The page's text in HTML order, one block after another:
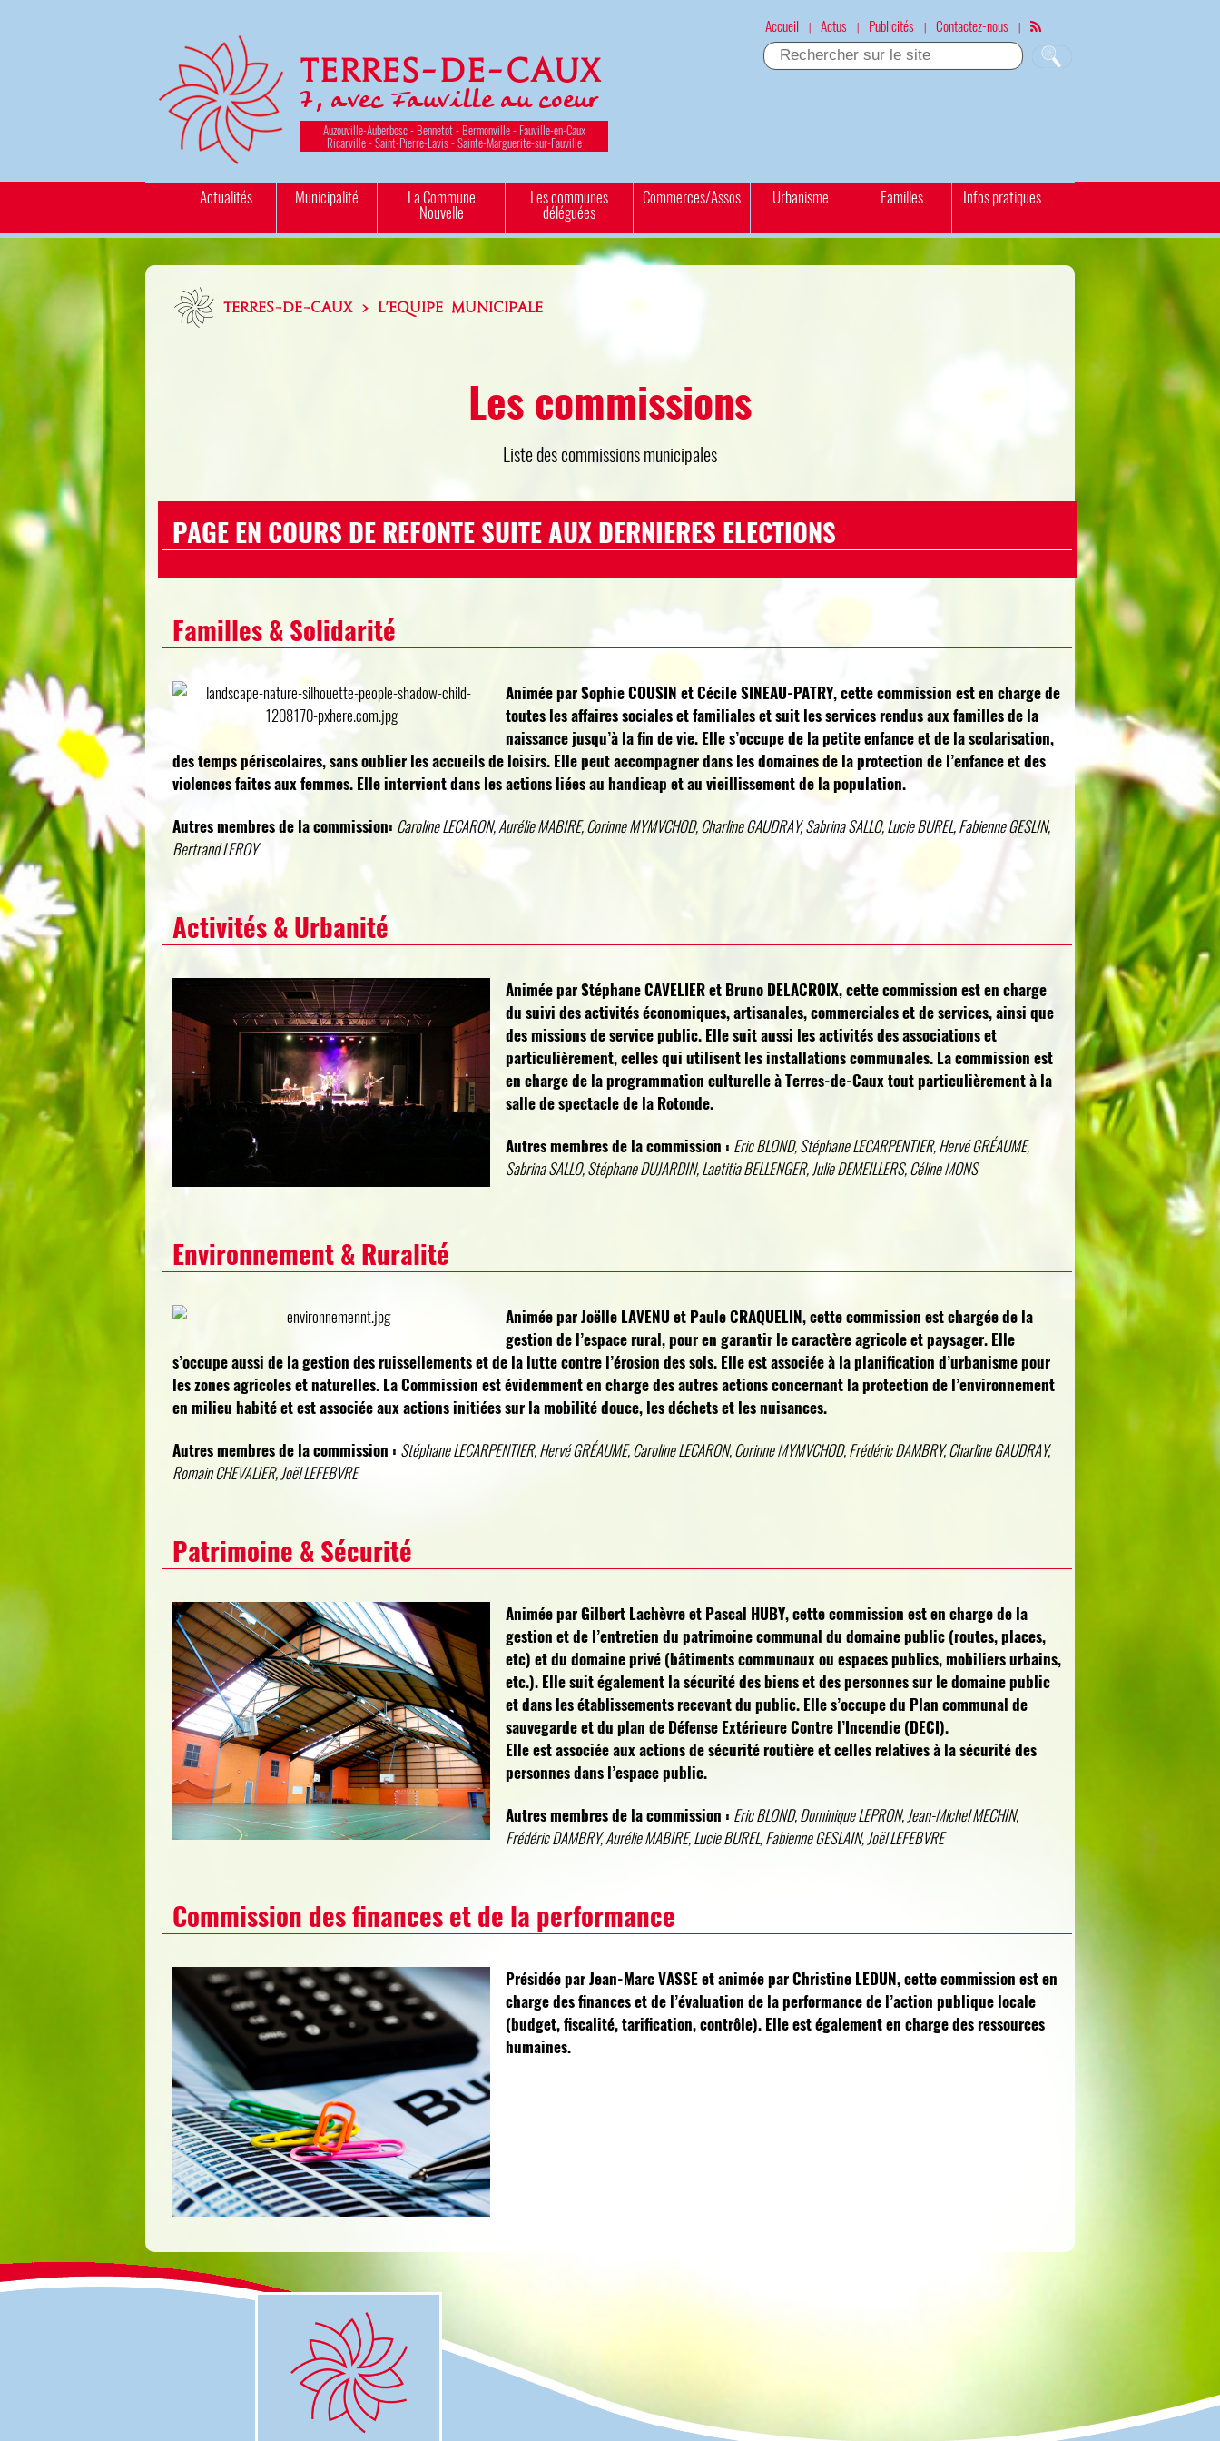
Terres-de-Caux
7, avec Fauville au coeur
Auzouville-Auberbosc - Bennetot - Bermonville - Fauville-en-Caux
Ricarville - Saint-Pierre-Lavis - Sainte-Marguerite-sur-Fauville
Accueil | Actus | Publicités | Contactez-nous |
Actualités Municipalité La Commune
Nouvelle
Les communes
déléguées
Commerces/Assos Urbanisme Familles Infos pratiques
TERRES-DE-CAUX > L'EQUIPE MUNICIPALE
Les commissions
Liste des commissions municipales
PAGE EN COURS DE REFONTE SUITE AUX DERNIERES ELECTIONS
Familles & Solidarité
Animée par Sophie COUSIN et Cécile SINEAU-PATRY, cette commission est en charge de
toutes les affaires sociales et familiales et suit les services rendus aux familles de la
naissance jusqu’à la fin de vie. Elle s’occupe de la petite enfance et de la scolarisation,
des temps périscolaires, sans oublier les accueils de loisirs. Elle peut accompagner dans les domaines de la protection de l’enfance et des
violences faites aux femmes. Elle intervient dans les actions liées au handicap et au vieillissement de la population.
Autres membres de la commission: Caroline LECARON, Aurélie MABIRE, Corinne MYMVCHOD, Charline GAUDRAY, Sabrina SALLO, Lucie BUREL, Fabienne GESLIN,
Bertrand LEROY
Activités & Urbanité
Animée par Stéphane CAVELIER et Bruno DELACROIX, cette commission est en charge
du suivi des activités économiques, artisanales, commerciales et de services, ainsi que
des missions de service public. Elle suit aussi les activités des associations et
particulièrement, celles qui utilisent les installations communales. La commission est
en charge de la programmation culturelle à Terres-de-Caux tout particulièrement à la
salle de spectacle de la Rotonde.
Autres membres de la commission : Eric BLOND, Stéphane LECARPENTIER, Hervé GRÉAUME,
Sabrina SALLO, Stéphane DUJARDIN, Laetitia BELLENGER, Julie DEMEILLERS, Céline MONS
Environnement & Ruralité
Animée par Joëlle LAVENU et Paule CRAQUELIN, cette commission est chargée de la
gestion de l’espace rural, pour en garantir le caractère agricole et paysager. Elle
s’occupe aussi de la gestion des ruissellements et de la lutte contre l’érosion des sols. Elle est associée à la planification d’urbanisme pour
les zones agricoles et naturelles. La Commission est évidemment en charge des autres actions concernant la protection de l’environnement
en milieu habité et est associée aux actions initiées sur la mobilité douce, les déchets et les nuisances.
Autres membres de la commission : Stéphane LECARPENTIER, Hervé GRÉAUME, Caroline LECARON, Corinne MYMVCHOD, Frédéric DAMBRY, Charline GAUDRAY,
Romain CHEVALIER, Joël LEFEBVRE
Patrimoine & Sécurité
Animée par Gilbert Lachèvre et Pascal HUBY, cette commission est en charge de la
gestion et de l’entretien du patrimoine communal du domaine public (routes, places,
etc) et du domaine privé (bâtiments communaux ou espaces publics, mobiliers urbains,
etc.). Elle suit également la sécurité des biens et des personnes sur le domaine public
et dans les établissements recevant du public. Elle s’occupe du Plan communal de
sauvegarde et du plan de Défense Extérieure Contre l’Incendie (DECI).
Elle est associée aux actions de sécurité routière et celles relatives à la sécurité des
personnes dans l’espace public.
Autres membres de la commission : Eric BLOND, Dominique LEPRON, Jean-Michel MECHIN,
Frédéric DAMBRY, Aurélie MABIRE, Lucie BUREL, Fabienne GESLAIN, Joël LEFEBVRE
Commission des finances et de la performance
Présidée par Jean-Marc VASSE et animée par Christine LEDUN, cette commission est en
charge des finances et de l’évaluation de la performance de l’action publique locale
(budget, fiscalité, tarification, contrôle). Elle est également en charge des ressources
humaines.